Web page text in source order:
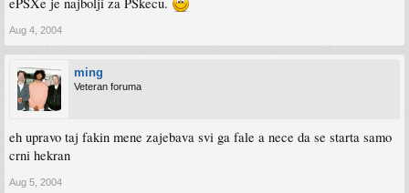
Aug 4, 2004
ming
Veteran foruma
eh upravo taj fakin mene zajebava svi ga fale a nece da se starta samo
crni hekran
Aug 5, 2004